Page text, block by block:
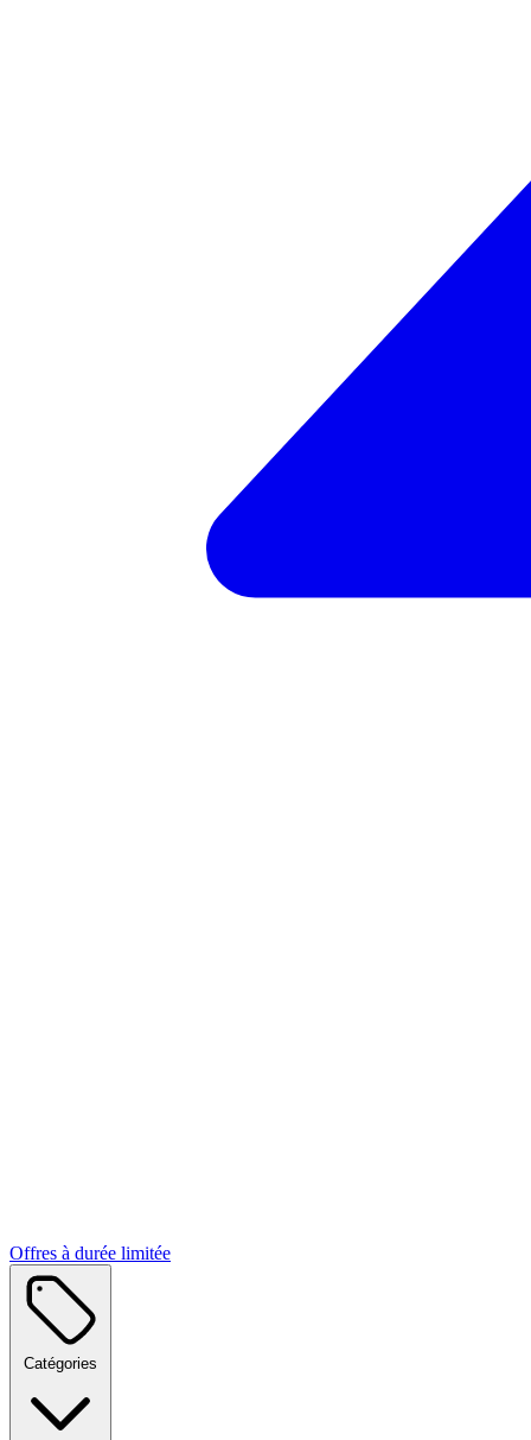
Offres à durée limitée
Catégories